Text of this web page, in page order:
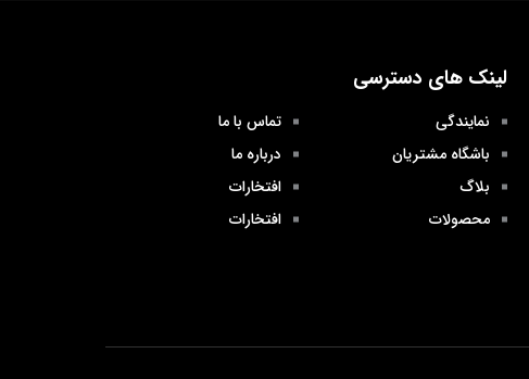
لینک های دسترسی
نمایندگی
باشگاه مشتریان
بلاگ
محصولات
تماس با ما
درباره ما
افتخارات
افتخارات